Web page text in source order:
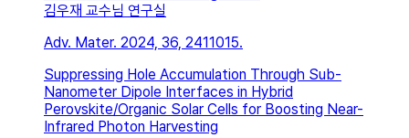
김우재 교수님 연구실
Adv. Mater. 2024, 36, 2411015.
Suppressing Hole Accumulation Through Sub-
Nanometer Dipole Interfaces in Hybrid
Perovskite/Organic Solar Cells for Boosting Near-
Infrared Photon Harvesting